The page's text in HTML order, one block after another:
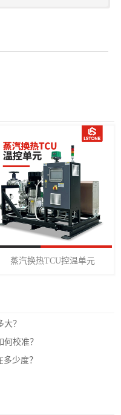
蒸汽换热TCU控温单元
？
校准？
少度？